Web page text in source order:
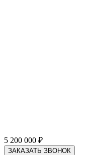
5 200 000 ₽
ЗАКАЗАТЬ ЗВОНОК